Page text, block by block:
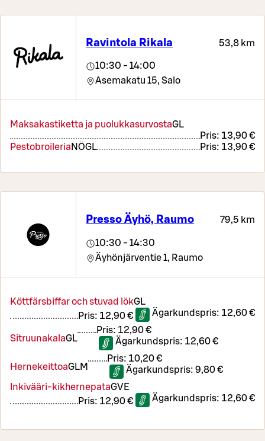
Ravintola Rikala 53,8 km
10:30 - 14:00
Asemakatu 15, Salo
Maksakastiketta ja puolukkasurvostaGL
Pris: 13,90 €
Pestobroileria NÖGL Pris: 13,90 €
Presso Äyhö, Raumo 79,5 km
10:30 - 14:30
Äyhönjärventie 1, Raumo
Köttfärsbiffar och stuvad lökGL
Pris: 12,90 € Ägarkundspris: 12,60 €
SitruunakalaGL
Pris: 12,90 €
Ägarkundspris: 12,60 €
HernekeittoaGLM
Pris: 10,20 €
Ägarkundspris: 9,80 €
Inkivääri-kikhernepataGVE
Pris: 12,90 € Ägarkundspris: 12,60 €